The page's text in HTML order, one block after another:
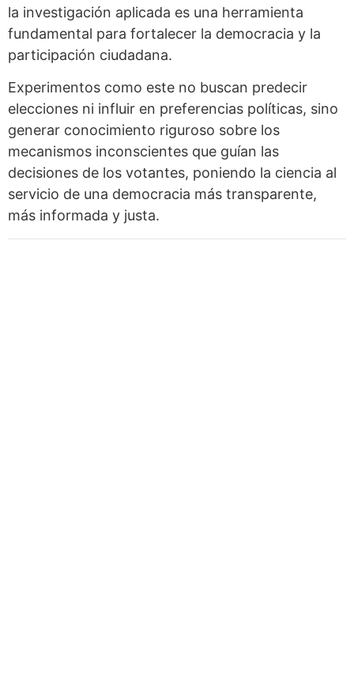
la investigación aplicada es una herramienta
fundamental para fortalecer la democracia y la
participación ciudadana.
Experimentos como este no buscan predecir
elecciones ni influir en preferencias políticas, sino
generar conocimiento riguroso sobre los
mecanismos inconscientes que guían las
decisiones de los votantes, poniendo la ciencia al
servicio de una democracia más transparente,
más informada y justa.